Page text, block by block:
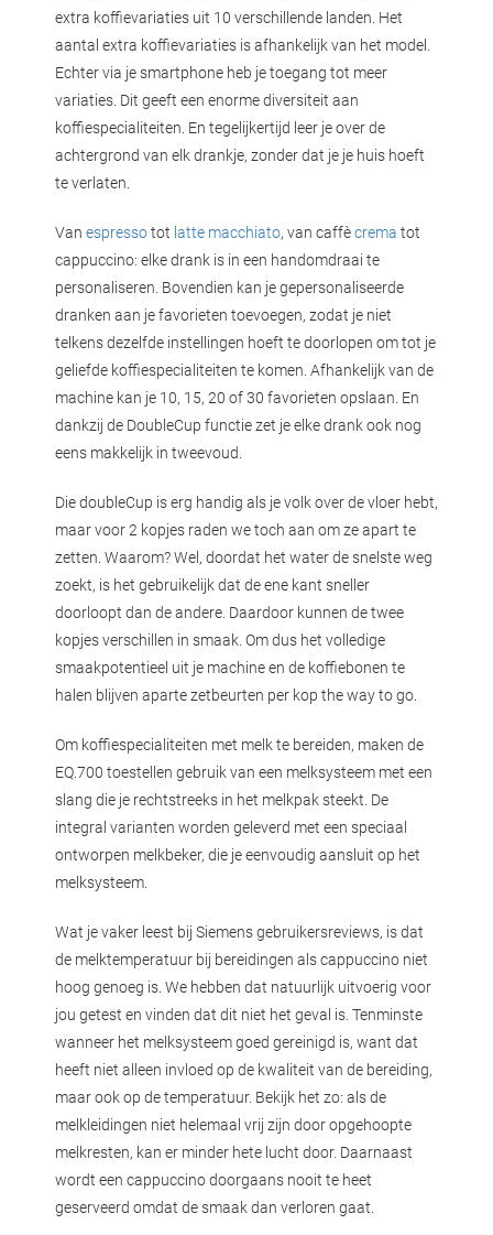
extra koffievariaties uit 10 verschillende landen. Het
aantal extra koffievariaties is afhankelijk van het model.
Echter via je smartphone heb je toegang tot meer
variaties. Dit geeft een enorme diversiteit aan
koffiespecialiteiten. En tegelijkertijd leer je over de
achtergrond van elk drankje, zonder dat je je huis hoeft
te verlaten.
Van espressotot latte macchiato, van caffècrema tot
cappuccino: elke drank is in een handomdraai te
personaliseren. Bovendien kan je gepersonaliseerde
dranken aan je favorieten toevoegen, zodat je niet
telkens dezelfde instellingen hoeft te doorlopen om tot je
geliefde koffiespecialiteiten te komen. Afhankelijk van de
machine kan je 10, 15, 20 of 30 favorieten opslaan. En
dankzij de DoubleCup functie zet je elke drank ook nog
eens makkelijk in tweevoud.
Die doubleCup is erg handig als je volk over de vloer hebt,
maar voor 2 kopjes raden we toch aan om ze apart te
zetten. Waarom? Wel, doordat het water de snelste weg
zoekt, is het gebruikelijk dat de ene kant sneller
doorloopt dan de andere. Daardoor kunnen de twee
kopjes verschillen in smaak. Om dus het volledige
smaakpotentieel uit je machine en de koffiebonen te
halen blijven aparte zetbeurten per kop the way to go.
Om koffiespecialiteiten met melk te bereiden, maken de
EQ.700 toestellen gebruik van een melksysteem met een
slang die je rechtstreeks in het melkpak steekt. De
integral varianten worden geleverd met een speciaal
ontworpen melkbeker, die je eenvoudig aansluit op het
melksysteem.
Wat je vaker leest bij Siemens gebruikersreviews, is dat
de melktemperatuur bij bereidingen als cappuccino niet
hoog genoeg is. We hebben dat natuurlijk uitvoerig voor
jou getest en vinden dat dit niet het geval is. Tenminste
wanneer het melksysteem goed gereinigd is, want dat
heeft niet alleen invloed op de kwaliteit van de bereiding,
maar ook op de temperatuur. Bekijk het zo: als de
melkleidingen niet helemaal vrij zijn door opgehoopte
melkresten, kan er minder hete lucht door. Daarnaast
wordt een cappuccino doorgaans nooit te heet
geserveerd omdat de smaak dan verloren gaat.